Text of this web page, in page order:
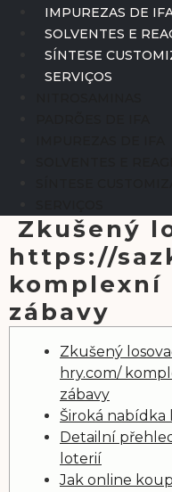
IMPUREZAS DE
SOLVENTES E
SÍNTESE
SERVIÇOS
Zkušený
https://
komplexní
zábavy
Zkušený
hry.com/
zábavy
Široká nabídka
Detailní
loterií
Jak online